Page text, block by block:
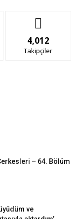
4,012
Takipçiler
– 64. Bölüm
ve